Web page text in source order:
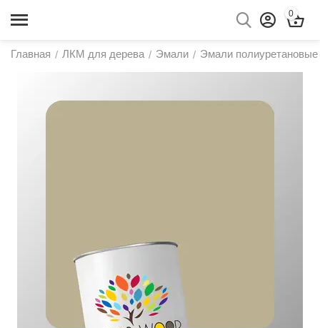
0
Главная / ЛКМ для дерева / Эмали / Эмали полиуретановые